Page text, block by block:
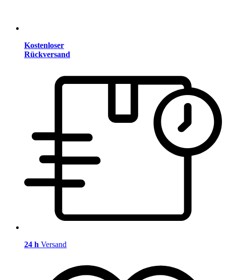
Kostenloser
Rückversand
24 h Versand